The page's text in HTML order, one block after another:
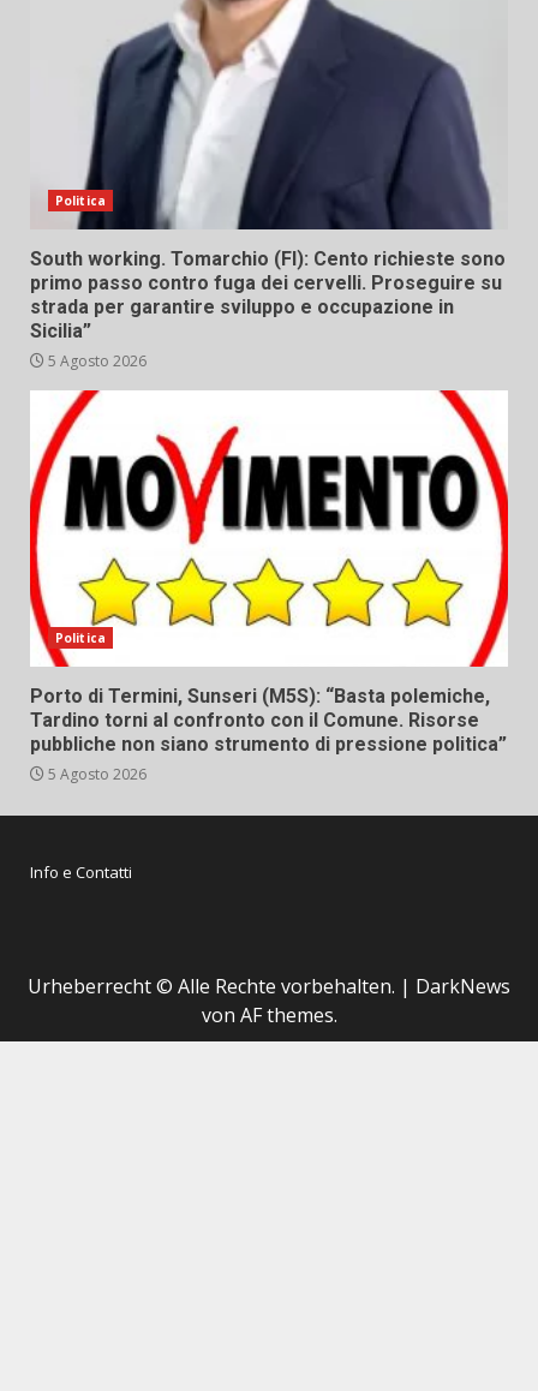
Politica
South working. Tomarchio (FI): Cento richieste sono
primo passo contro fuga dei cervelli. Proseguire su
strada per garantire sviluppo e occupazione in
Sicilia”
5 Agosto 2026
Politica
Porto di Termini, Sunseri (M5S): “Basta polemiche,
Tardino torni al confronto con il Comune. Risorse
pubbliche non siano strumento di pressione politica”
5 Agosto 2026
Info e Contatti
Urheberrecht © Alle Rechte vorbehalten. | DarkNews
von AF themes.